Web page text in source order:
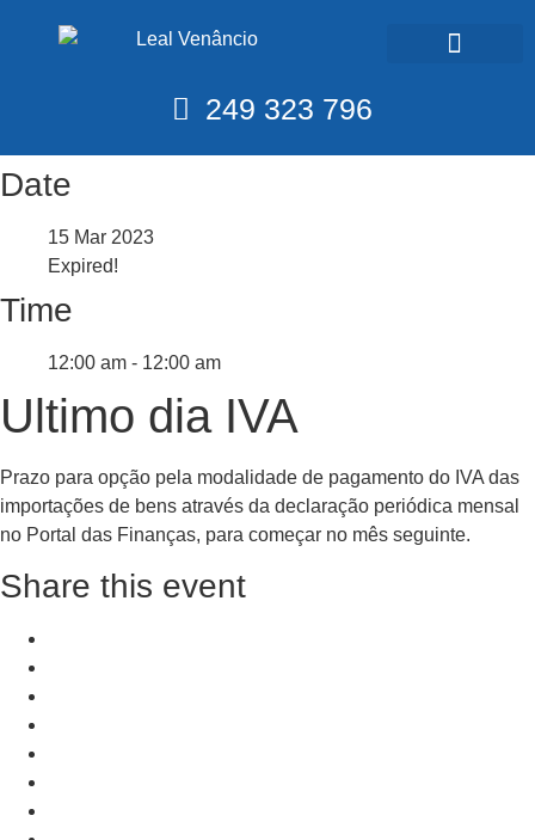
249 323 796
Date
15 Mar 2023
Expired!
Time
12:00 am - 12:00 am
Ultimo dia IVA
Prazo para opção pela modalidade de pagamento do IVA das
importações de bens através da declaração periódica mensal
no Portal das Finanças, para começar no mês seguinte.
Share this event